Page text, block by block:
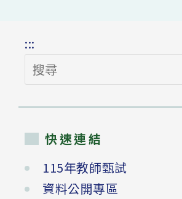
:::
搜
尋
快速連結
115年教師甄試
資料公開專區